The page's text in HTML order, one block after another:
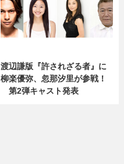
渡辺謙版『許されざる者』に
柳楽優弥、忽那汐里が参戦！
第2弾キャスト発表